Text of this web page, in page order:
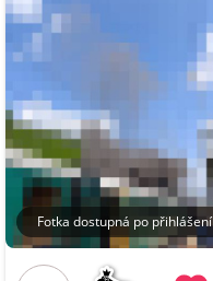
Fotka dostupná po přihlášení